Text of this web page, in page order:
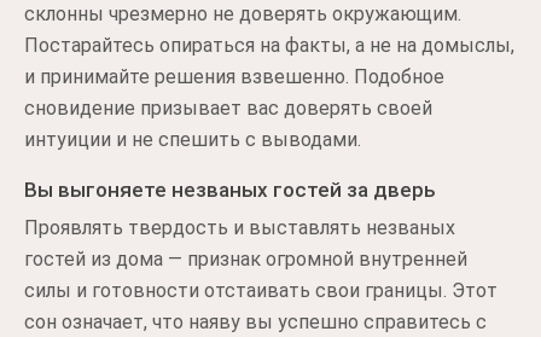
склонны чрезмерно не доверять окружающим.
Постарайтесь опираться на факты, а не на домыслы,
и принимайте решения взвешенно. Подобное
сновидение призывает вас доверять своей
интуиции и не спешить с выводами.
Вы выгоняете незваных гостей за дверь
Проявлять твердость и выставлять незваных
гостей из дома — признак огромной внутренней
силы и готовности отстаивать свои границы. Этот
сон означает, что наяву вы успешно справитесь с